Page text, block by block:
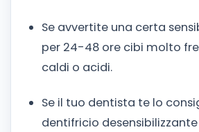
Se avvertite una certa
per 24-48 ore cibi molto
caldi o acidi.
Se il tuo dentista te lo
dentifricio